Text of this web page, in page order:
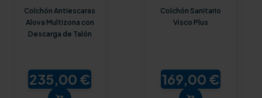
Colchón Antiescaras
Alova Multizona con
Descarga de Talón
235,00 €
Colchón Sanitario
Visco Plus
169,00 €